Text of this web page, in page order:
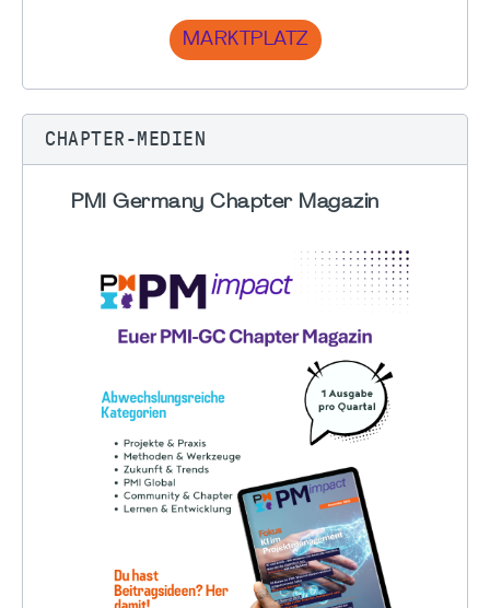
MARKTPLATZ
CHAPTER-MEDIEN
PMI Germany Chapter Magazin